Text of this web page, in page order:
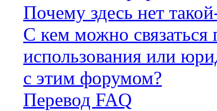
Почему здесь нет
С кем можно связаться
использования или
с этим форумом?
Перевод FAQ